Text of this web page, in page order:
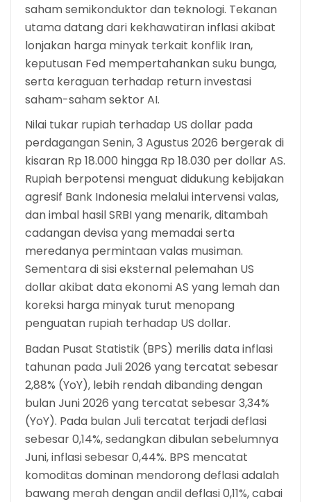
saham semikonduktor dan teknologi. Tekanan
utama datang dari kekhawatiran inflasi akibat
lonjakan harga minyak terkait konflik Iran,
keputusan Fed mempertahankan suku bunga,
serta keraguan terhadap return investasi
saham-saham sektor AI.
Nilai tukar rupiah terhadap US dollar pada
perdagangan Senin, 3 Agustus 2026 bergerak di
kisaran Rp 18.000 hingga Rp 18.030 per dollar AS.
Rupiah berpotensi menguat didukung kebijakan
agresif Bank Indonesia melalui intervensi valas,
dan imbal hasil SRBI yang menarik, ditambah
cadangan devisa yang memadai serta
meredanya permintaan valas musiman.
Sementara di sisi eksternal pelemahan US
dollar akibat data ekonomi AS yang lemah dan
koreksi harga minyak turut menopang
penguatan rupiah terhadap US dollar.
Badan Pusat Statistik (BPS) merilis data inflasi
tahunan pada Juli 2026 yang tercatat sebesar
2,88% (YoY), lebih rendah dibanding dengan
bulan Juni 2026 yang tercatat sebesar 3,34%
(YoY). Pada bulan Juli tercatat terjadi deflasi
sebesar 0,14%, sedangkan dibulan sebelumnya
Juni, inflasi sebesar 0,44%. BPS mencatat
komoditas dominan mendorong deflasi adalah
bawang merah dengan andil deflasi 0,11%, cabai